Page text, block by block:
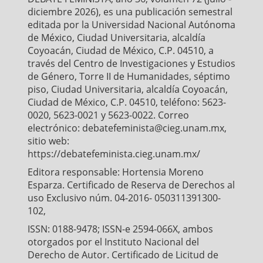
diciembre 2026), es una publicación semestral
editada por la Universidad Nacional Autónoma
de México, Ciudad Universitaria, alcaldía
Coyoacán, Ciudad de México, C.P. 04510, a
través del Centro de Investigaciones y Estudios
de Género, Torre II de Humanidades, séptimo
piso, Ciudad Universitaria, alcaldía Coyoacán,
Ciudad de México, C.P. 04510, teléfono: 5623-
0020, 5623-0021 y 5623-0022. Correo
electrónico: debatefeminista@cieg.unam.mx,
sitio web:
https://debatefeminista.cieg.unam.mx/
Editora responsable: Hortensia Moreno
Esparza. Certificado de Reserva de Derechos al
uso Exclusivo núm. 04-2016- 050311391300-
102,
ISSN: 0188-9478; ISSN-e 2594-066X, ambos
otorgados por el Instituto Nacional del
Derecho de Autor. Certificado de Licitud de